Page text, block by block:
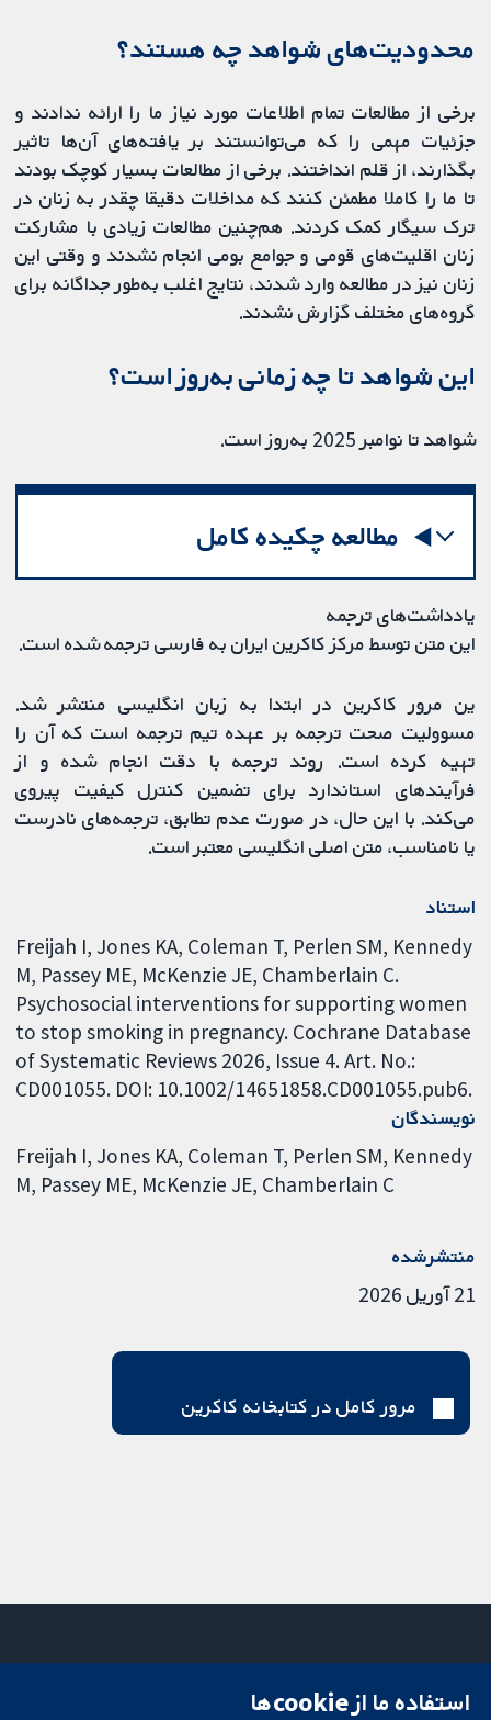
محدودیت‌های شواهد چه هستند؟
برخی از مطالعات تمام اطلاعات مورد نیاز ما را ارائه ندادند و
جزئیات مهمی را که می‌توانستند بر یافته‌های ‌آن‌ها تاثیر
بگذارند، از قلم انداختند. برخی از مطالعات بسیار کوچک بودند
تا ما را کاملا مطمئن کنند که مداخلات دقیقا چقدر به زنان در
ترک سیگار کمک کردند. هم‌چنین مطالعات زیادی با مشارکت
زنان اقلیت‌های قومی و جوامع بومی انجام نشدند و وقتی این
زنان نیز در مطالعه وارد ‌شدند، نتایج اغلب به‌طور جداگانه برای
گروه‌های مختلف گزارش نشدند.
این شواهد تا چه زمانی به‌روز است؟
شواهد تا نوامبر 2025 به‌روز است.
مطالعه چکیده کامل
یادداشت‌های ترجمه
این متن توسط مرکز کاکرین ایران به فارسی ترجمه شده است.
ین مرور کاکرین در ابتدا به زبان انگلیسی منتشر شد.
مسوولیت صحت ترجمه بر عهده تیم ترجمه است که آن را
تهیه کرده است. روند ترجمه با دقت انجام شده و از
فرآیندهای استاندارد برای تضمین کنترل کیفیت پیروی
می‌کند. با این حال، در صورت عدم تطابق، ترجمه‌های نادرست
یا نامناسب، متن اصلی انگلیسی معتبر است.
استناد
Freijah I, Jones KA, Coleman T, Perlen SM, Kennedy
M, Passey ME, McKenzie JE, Chamberlain C.
Psychosocial interventions for supporting women
to stop smoking in pregnancy. Cochrane Database
of Systematic Reviews 2026, Issue 4. Art. No.:
CD001055. DOI: 10.1002/14651858.CD001055.pub6.
نویسندگان
Freijah I Jones KA Coleman T Perlen SM Kennedy
M Passey ME McKenzie JE Chamberlain C
منتشرشده
21 آوریل 2026
مرور کامل در کتابخانه کاکرین
میدان کاوندیش
استفاده ما از cookie‌ها